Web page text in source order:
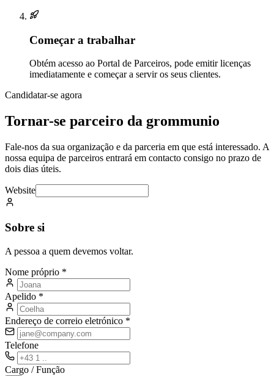
Começar a trabalhar
Obtém acesso ao Portal de Parceiros, pode emitir licenças
imediatamente e começar a servir os seus clientes.
Candidatar-se agora
Tornar-se parceiro da grommunio
Fale-nos da sua organização e da parceria em que está interessado. A
nossa equipa de parceiros entrará em contacto consigo no prazo de
dois dias úteis.
Website
Sobre si
A pessoa a quem devemos voltar.
Nome próprio *
Apelido *
Endereço de correio eletrónico *
Telefone
Cargo / Função